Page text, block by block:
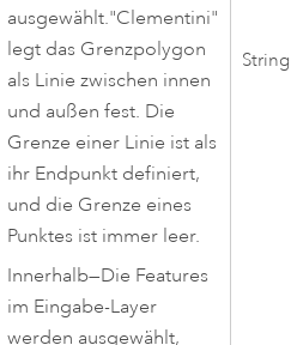
ausgewählt."Clementini"
legt das Grenzpolygon
als Linie zwischen innen
und außen fest. Die
Grenze einer Linie ist als
ihr Endpunkt definiert,
und die Grenze eines
Punktes ist immer leer.
Innerhalb—Die Features
im Eingabe-Layer
werden ausgewählt,
String